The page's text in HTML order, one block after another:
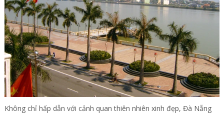
Không chỉ hấp dẫn với cảnh quan thiên nhiên xinh đẹp, Đà Nẵng